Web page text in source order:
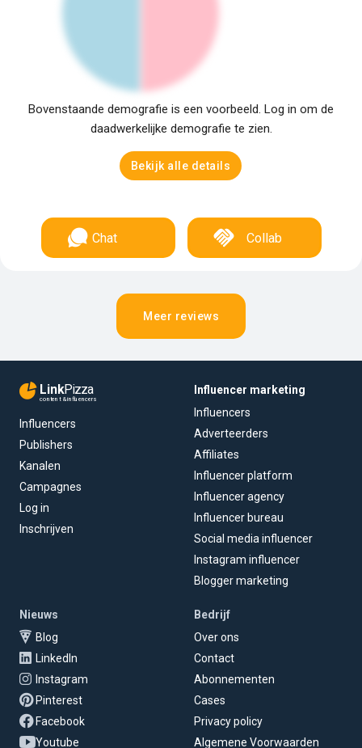
Bovenstaande demografie is een voorbeeld. Log in om de
daadwerkelijke demografie te zien.
Bekijk alle details
Chat Collab
Meer reviews
LinkPizza
content & influencers
Influencers
Publishers
Kanalen
Campagnes
Log in
Inschrijven
Influencer marketing
Influencers
Adverteerders
Affiliates
Influencer platform
Influencer agency
Influencer bureau
Social media influencer
Instagram influencer
Blogger marketing
Nieuws
Blog
LinkedIn
Instagram
Pinterest
Facebook
Youtube
Bedrijf
Over ons
Contact
Abonnementen
Cases
Privacy policy
Algemene Voorwaarden